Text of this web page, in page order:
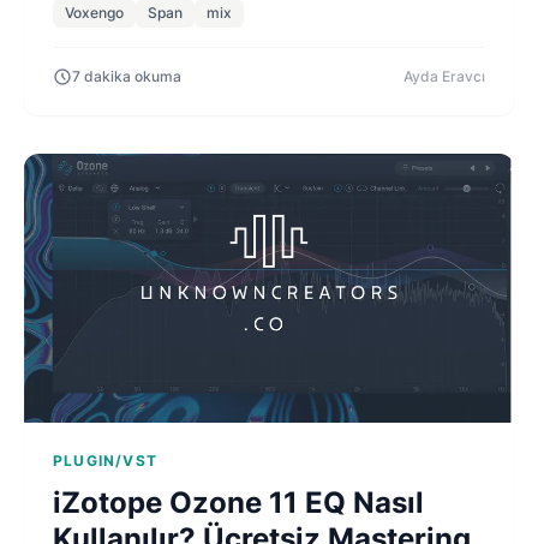
Voxengo Span mix
7 dakika okuma Ayda Eravcı
PLUGIN/VST
iZotope Ozone 11 EQ Nasıl